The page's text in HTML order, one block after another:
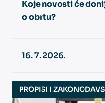
Koje novosti će
o obrtu?
16. 7. 2026.
PROPISI I